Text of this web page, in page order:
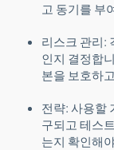
고 동기를 부
리스크 관리:
인지 결정합
본을 보호하
전략: 사용할
구되고 테스
는지 확인해